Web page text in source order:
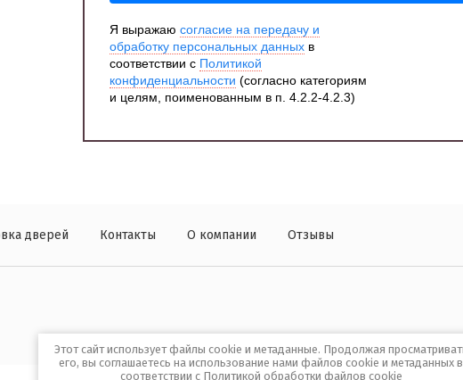
Я выражаю согласие на передачу и
обработку персональных данных в
соответствии с Политикой
конфиденциальности (согласно категориям
и целям, поименованным в п. 4.2.2-4.2.3)
дверей Контакты О компании Отзывы
Этот сайт использует файлы cookie и метаданные. Продолжая
его, вы соглашаетесь на использование нами файлов cookie и метаданных в
соответствии с Политикой обработки файлов cookie